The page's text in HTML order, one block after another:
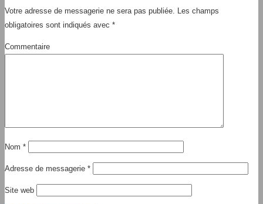
Votre adresse de messagerie ne sera pas publiée.
Les champs
obligatoires sont indiqués avec *
Commentaire
Nom *
Adresse de messagerie *
Site web